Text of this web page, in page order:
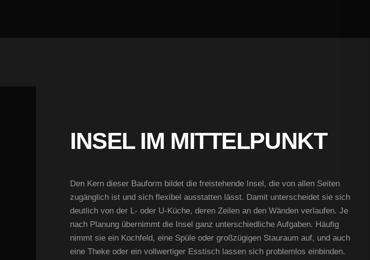
INSEL IM MITTELPUNKT
Den Kern dieser Bauform bildet die freistehende Insel, die von allen Seiten
zugänglich ist und sich flexibel ausstatten lässt. Damit unterscheidet sie sich
deutlich von der L‑ oder U-Küche, deren Zeilen an den Wänden verlaufen. Je
nach Planung übernimmt die Insel ganz unterschiedliche Aufgaben. Häufig
nimmt sie ein Kochfeld, eine Spüle oder großzügigen Stauraum auf, und auch
eine Theke oder ein vollwertiger Esstisch lassen sich problemlos einbinden.